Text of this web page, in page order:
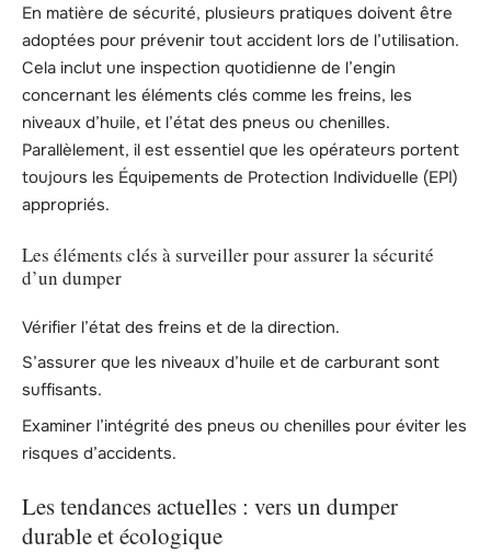
En matière de sécurité, plusieurs pratiques doivent être
adoptées pour prévenir tout accident lors de l’utilisation.
Cela inclut une inspection quotidienne de l’engin
concernant les éléments clés comme les freins, les
niveaux d’huile, et l’état des pneus ou chenilles.
Parallèlement, il est essentiel que les opérateurs portent
toujours les Équipements de Protection Individuelle (EPI)
appropriés.
Les éléments clés à surveiller pour assurer la sécurité
d’un dumper
Vérifier l’état des freins et de la direction.
S’assurer que les niveaux d’huile et de carburant sont
suffisants.
Examiner l’intégrité des pneus ou chenilles pour éviter les
risques d’accidents.
Les tendances actuelles : vers un dumper
durable et écologique